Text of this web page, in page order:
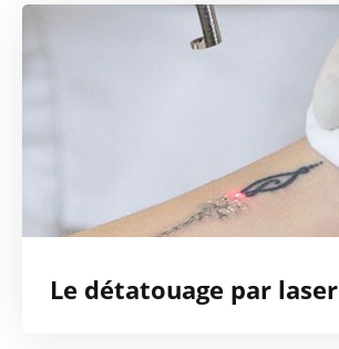
Le détatouage par laser